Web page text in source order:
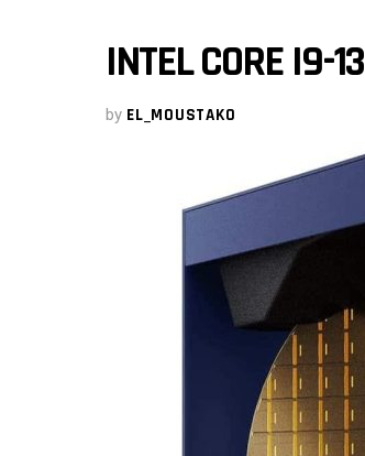
INTEL CORE I9-
by EL_MOUSTAKO